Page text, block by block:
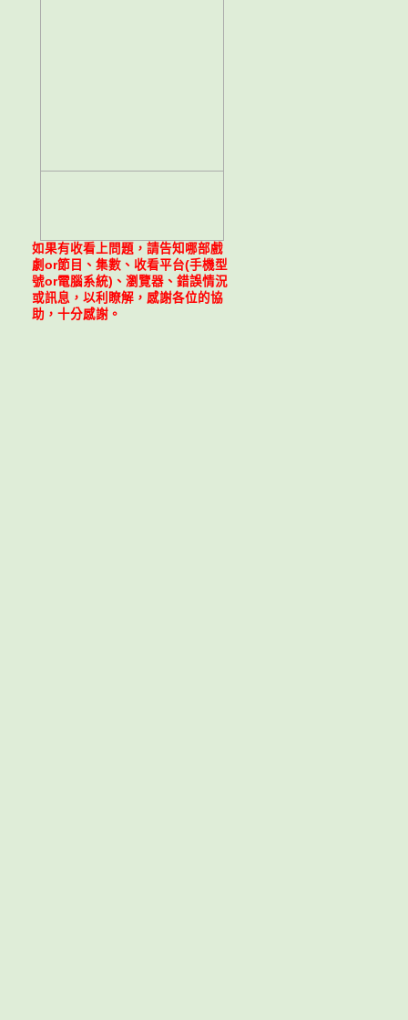
如果有收看上問題，請告知哪部戲
劇or節目、集數、收看平台(手機型
號or電腦系統)、瀏覽器、錯誤情況
或訊息，以利瞭解，感謝各位的協
助，十分感謝。